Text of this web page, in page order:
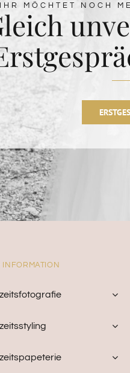
IHR MÖCHTET NOCH
INFORMATION